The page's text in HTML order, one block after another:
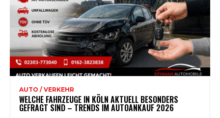
AUTO / VERKEHR
WELCHE FAHRZEUGE IN KÖLN AKTUELL BESONDERS
GEFRAGT SIND – TRENDS IM AUTOANKAUF 2026